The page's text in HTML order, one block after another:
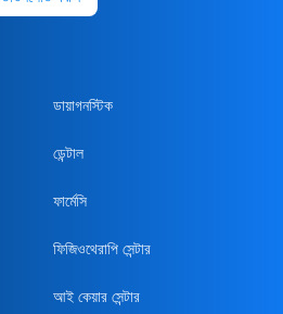
ডায়াগনস্টিক
ডেন্টাল
ফার্মেসি
ফিজিওথেরাপি সেন্টার
আই কেয়ার সেন্টার